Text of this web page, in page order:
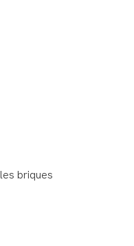
briques